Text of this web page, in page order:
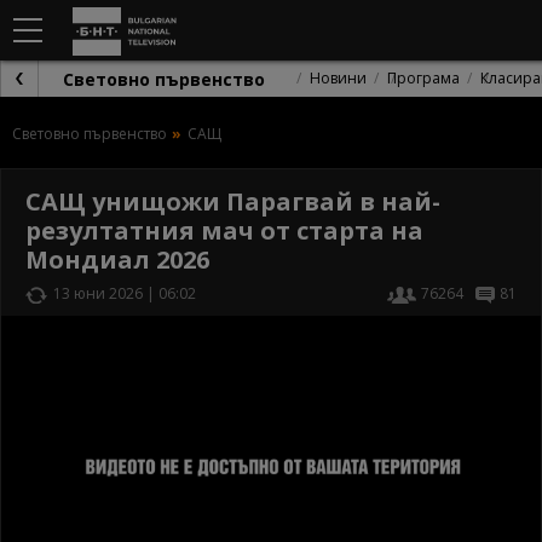
Световно първенство Новини Програма
Световно първенство САЩ
САЩ унищожи Парагвай в най-
резултатния мач от старта на
Мондиал 2026
13 юни 2026 | 06:02 76264 81